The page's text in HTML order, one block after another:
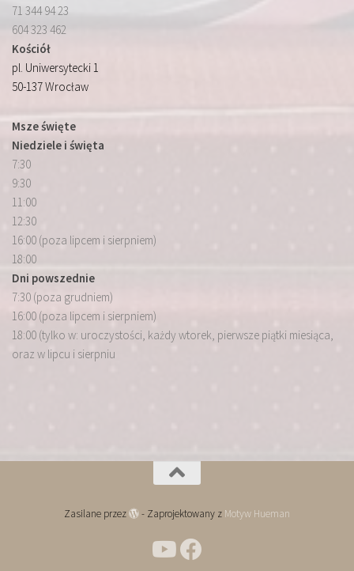
71 344 94 23
604 323 462
Kościół
pl. Uniwersytecki 1
50-137 Wrocław
Msze święte
Niedziele i święta
7:30
9:30
11:00
12:30
16:00 (poza lipcem i sierpniem)
18:00
Dni powszednie
7:30 (poza grudniem)
16:00 (poza lipcem i sierpniem)
18:00 (tylko w: uroczystości, każdy wtorek, pierwsze piątki miesiąca,
oraz w lipcu i sierpniu
Zasilane przez - Zaprojektowany z Motyw Hueman